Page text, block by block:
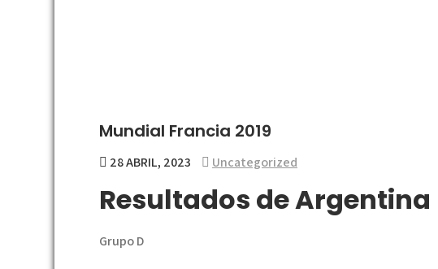
Mundial Francia 2019
28 ABRIL, 2023 Uncategorized
Resultados de Argentina
Grupo D